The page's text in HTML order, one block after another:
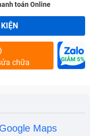
toán Online
chữa
Maps